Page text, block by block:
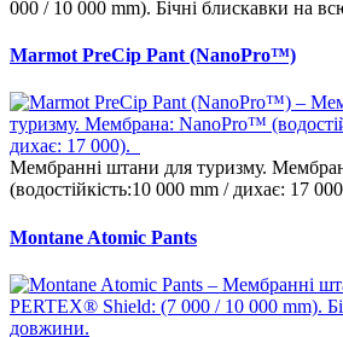
000 / 10 000 mm). Бічні блискавки на
Marmot PreCip Pant (NanoPro™)
Мембранні штани для туризму.
(водостійкість:10 000 mm / дихає: 17
Montane Atomic Pants